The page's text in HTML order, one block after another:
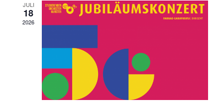
JULI
18
2026